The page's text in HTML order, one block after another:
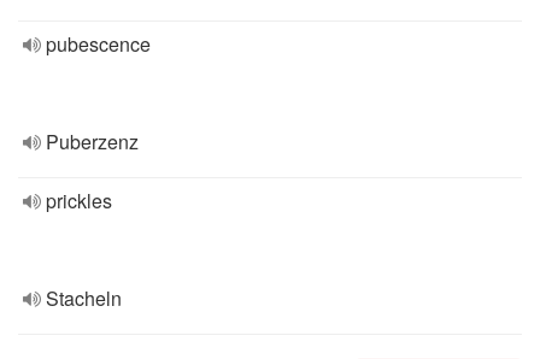
pubescence
Puberzenz
prickles
Stacheln